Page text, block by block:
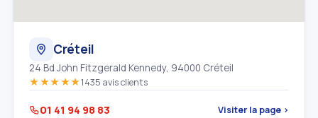
Créteil
24 Bd John Fitzgerald Kennedy, 94000 Créteil
★★★★★1435 avis clients
01 41 94 98 83 Visiter la page ›